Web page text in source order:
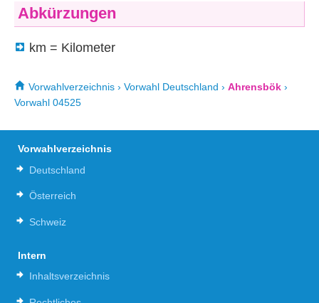
Abkürzungen
km = Kilometer
Vorwahlverzeichnis › Vorwahl Deutschland › Ahrensbök ›
Vorwahl 04525
Vorwahlverzeichnis
Deutschland
Österreich
Schweiz
Intern
Inhaltsverzeichnis